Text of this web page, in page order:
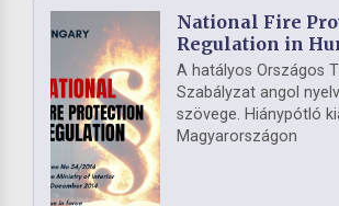
National Fire
Regulation in
A hatályos Országos
Szabályzat angol
szövege. Hiánypótló
Magyarországon